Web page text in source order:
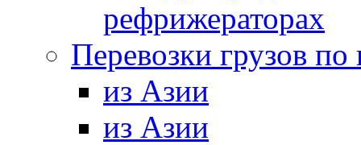
рефрижераторах
Перевозки грузов
из Азии
из Азии